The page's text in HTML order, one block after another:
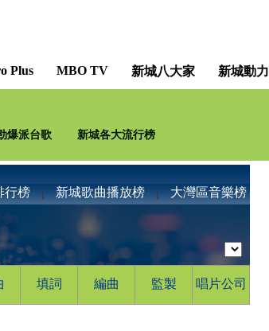
Plus MBO TV 新城八大家 新城動力
爆派台歌 新城各大流行榜
行榜 新城歌曲播放榜 大灣區音樂榜
填詞 編曲 監製 唱片公司